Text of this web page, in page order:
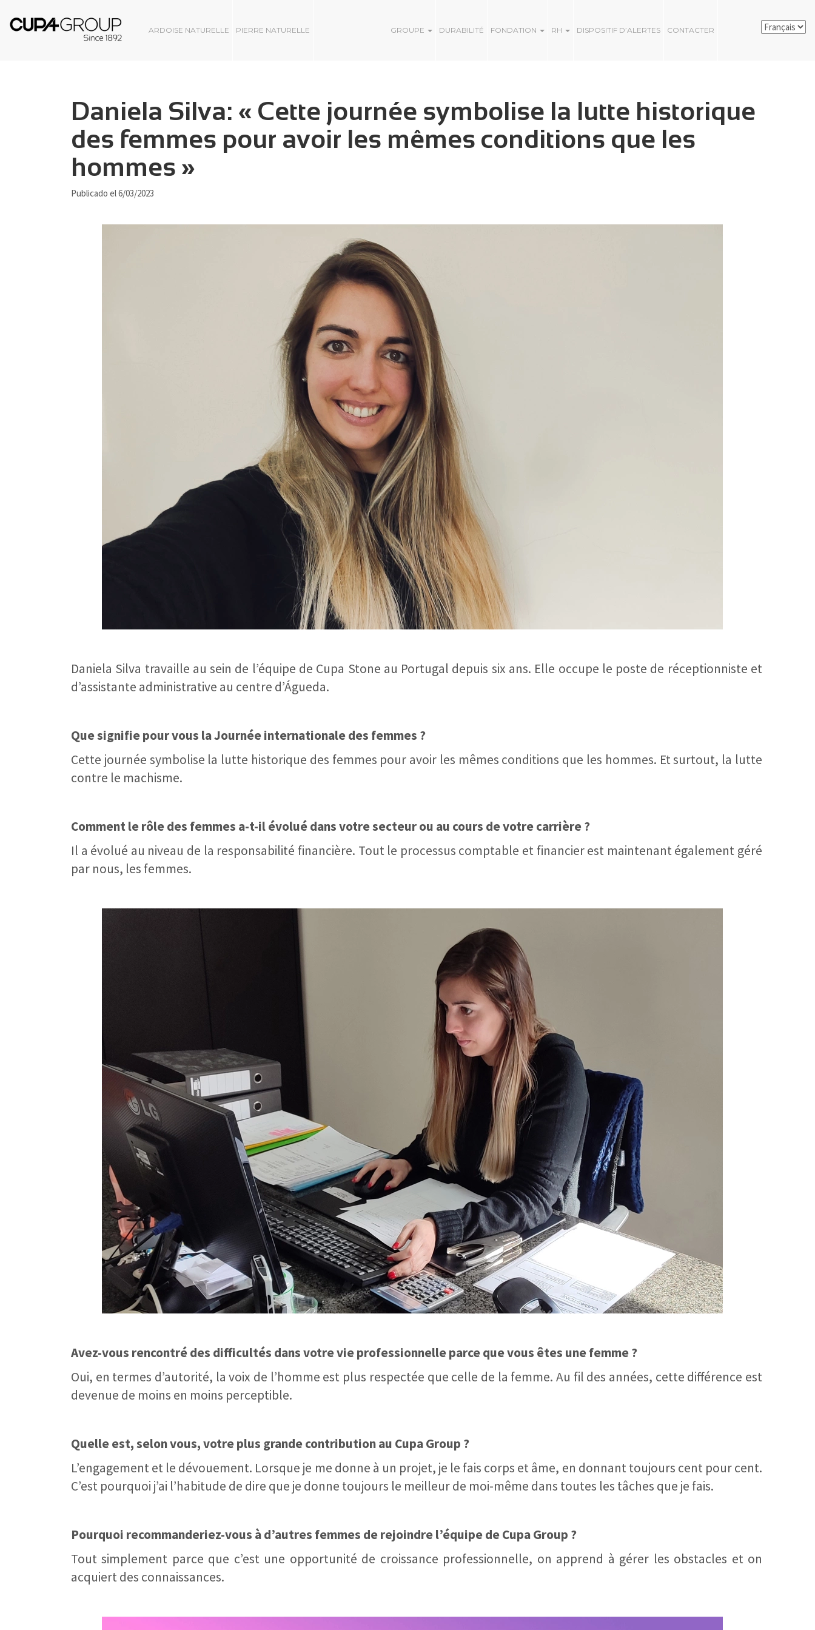
ARDOISE NATURELLE PIERRE NATURELLE GROUPE DURABILITÉ FONDATION RH DISPOSITIF D’ALERTES CONTACTER
Daniela Silva: « Cette journée symbolise la lutte historique
des femmes pour avoir les mêmes conditions que les
hommes »
Publicado el 6/03/2023
Daniela Silva travaille au sein de l’équipe de Cupa Stone au Portugal depuis six ans. Elle occupe le poste de réceptionniste et
d’assistante administrative au centre d’Águeda.
Que signifie pour vous la Journée internationale des femmes ?
Cette journée symbolise la lutte historique des femmes pour avoir les mêmes conditions que les hommes. Et surtout, la lutte
contre le machisme.
Comment le rôle des femmes a-t-il évolué dans votre secteur ou au cours de votre carrière ?
Il a évolué au niveau de la responsabilité financière. Tout le processus comptable et financier est maintenant également géré
par nous, les femmes.
Avez-vous rencontré des difficultés dans votre vie professionnelle parce que vous êtes une femme ?
Oui, en termes d’autorité, la voix de l’homme est plus respectée que celle de la femme. Au fil des années, cette différence est
devenue de moins en moins perceptible.
Quelle est, selon vous, votre plus grande contribution au Cupa Group ?
L’engagement et le dévouement. Lorsque je me donne à un projet, je le fais corps et âme, en donnant toujours cent pour cent.
C’est pourquoi j’ai l’habitude de dire que je donne toujours le meilleur de moi-même dans toutes les tâches que je fais.
Pourquoi recommanderiez-vous à d’autres femmes de rejoindre l’équipe de Cupa Group ?
Tout simplement parce que c’est une opportunité de croissance professionnelle, on apprend à gérer les obstacles et on
acquiert des connaissances.